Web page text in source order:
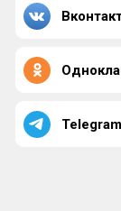
Telegram